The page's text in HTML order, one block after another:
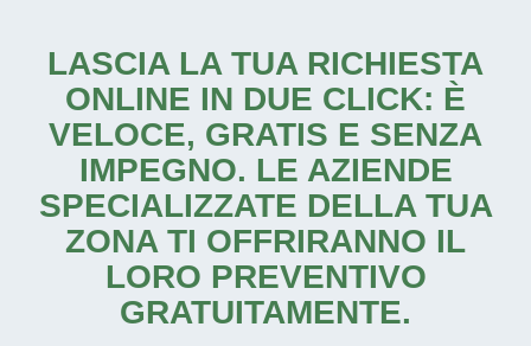
LASCIA LA TUA RICHIESTA
ONLINE IN DUE CLICK: È
VELOCE, GRATIS E SENZA
IMPEGNO. LE AZIENDE
SPECIALIZZATE DELLA TUA
ZONA TI OFFRIRANNO IL
LORO PREVENTIVO
GRATUITAMENTE.